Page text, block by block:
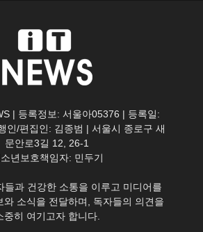
| 등록정보: 서울아05376 | 등록일:
인/편집인: 김종범 | 서울시 종로구 새
문안로3길 12, 26-1
년보호책임자: 민두기
들과 건강한 소통을 이루고 미디어를
와 소식을 전달하며, 독자들의 의견을
중히 여기고자 합니다.